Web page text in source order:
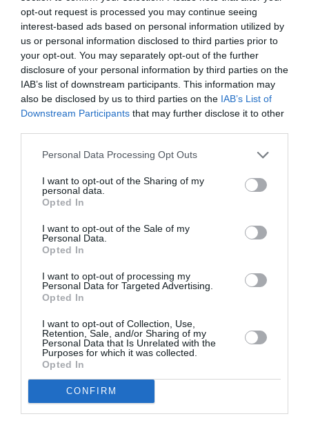
opt-out request is processed you may continue seeing
interest-based ads based on personal information utilized by
us or personal information disclosed to third parties prior to
your opt-out. You may separately opt-out of the further
disclosure of your personal information by third parties on the
IAB’s list of downstream participants. This information may
also be disclosed by us to third parties on the IAB’s List of
Downstream Participants that may further disclose it to other
Personal Data Processing Opt Outs
I want to opt-out of the Sharing of my
personal data.
Opted In
I want to opt-out of the Sale of my
Personal Data.
Opted In
I want to opt-out of processing my
Personal Data for Targeted Advertising.
Opted In
I want to opt-out of Collection, Use,
Retention, Sale, and/or Sharing of my
Personal Data that Is Unrelated with the
Purposes for which it was collected.
Opted In
CONFIRM
«υποχρεωτικά τεστ φύλου» σε όλους
τους αθλητές προκειμένου να
αγωνίζονται σε διοργανώσεις όπου
συμμετέχει, κατά κάποιον τρόπο, ο
World Boxing.
Να θυμίσουμε ότι λόγω της διαρροής μιας
ιατρικής έκθεσης που υποστήριζε ότι η Khelif
έχειXY(ανδρικά) χρωμοσώματα, η ίδια είχε
προχωρήσει σε νομικές ενέργειες στις γαλλικές
αρχές σχετικά με τη διαδικτυακή κακοποίηση
και παρενόχληση που ισχυριζόταν ότι υπέστη
2024. «Έχω όλα τα προσόντα για να λάβω μέρος
Γεννήθηκα γυναίκα, έζησα ως γυναίκα και
αγωνίστηκα ως γυναίκα. Δεν υπάρχει
αμφιβολία ότι υπάρχουν εχθροί της επιτυχίας
και αυτό δίνει στην επιτυχία μου μια ιδιαίτερη
γεύση λόγω αυτών των επιθέσεων
μετά την κατάκτηση του χρυσού μεταλλίου.